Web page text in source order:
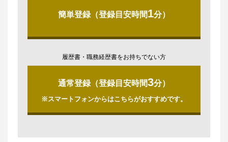
簡単登録（登録目安時間1分）
履歴書・職務経歴書をお持ちでない方
通常登録（登録目安時間3分）
※スマートフォンからはこちらがおすすめです。